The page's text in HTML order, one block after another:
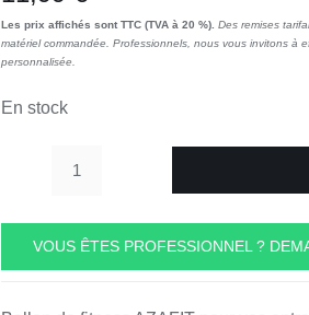
Les prix affichés sont TTC (TVA à 20 %).Des remises
matériel commandée. Professionnels, nous vous invitons à
personnalisée.
En stock
quantité
Ballon
de
VOUS ÊTES PROFESSIONNEL ?